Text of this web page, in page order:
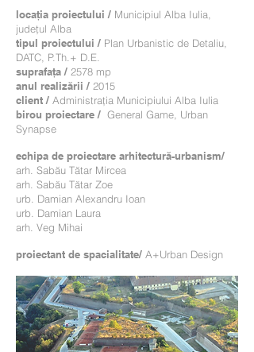
locația proiectului / Municipiul Alba Iulia,
județul Alba
tipul proiectului / Plan Urbanistic de Detaliu,
DATC, P.Th.+ D.E.
suprafața / 2578 mp
anul realizării / 2015
client / Administrația Municipiului Alba Iulia
birou proiectare / General Game, Urban
Synapse
echipa de proiectare arhitectură-urbanism/
arh. Sabău Tătar Mircea
arh. Sabău Tătar Zoe
urb. Damian Alexandru Ioan
urb. Damian Laura
arh. Veg Mihai
proiectant de spacialitate/ A+Urban Design